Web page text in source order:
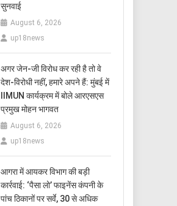
सुनवाई
August 6, 2026
up18news
अगर जेन-जी विरोध कर रही है तो वे
देश-विरोधी नहीं, हमारे अपने हैं: मुंबई में
IIMUN कार्यक्रम में बोले आरएसएस
प्रमुख मोहन भागवत
August 6, 2026
up18news
आगरा में आयकर विभाग की बड़ी
कार्रवाई: ‘पैसा लो’ फाइनेंस कंपनी के
पांच ठिकानों पर सर्वे, 30 से अधिक